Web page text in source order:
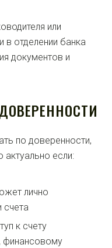
или
в отделении банка
документов и
по доверенности,
если:
лично
счета
к счету
финансовому